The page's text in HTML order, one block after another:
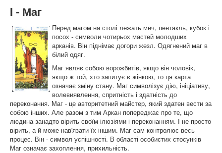
I - Маг
Перед магом на столі лежать меч, пентакль, кубок і
посох - символи чотирьох мастей молодших
арканів. Він піднімає догори жезл. Одягнений маг в
білий одяг.
Маг являє собою ворожбитів, якщо він чоловік,
якщо ж той, хто запитує є жінкою, то ця карта
означає зміну стану. Маг символізує дію, ініціативу,
волевиявлення, спритність і здатність до
переконання. Маг - це авторитетний майстер, який здатен вести за
собою інших. Але разом з тим Аркан попереджає про те, що
людина занадто вірить своїм ілюзіями і переконанням. І не просто
вірить, а й може нав'язати їх іншим. Маг сам контролює весь
процес. Він - символ успішності. В області особистих стосунків
Маг означає захоплення, прихильність.